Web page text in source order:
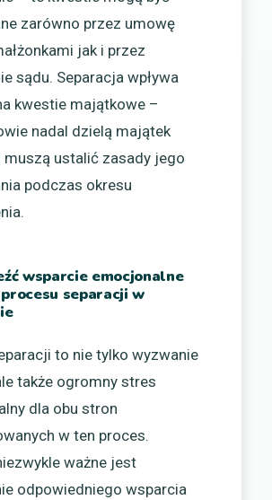
zarówno przez umowę
jak i przez
sądu. Separacja wpływa
kwestie majątkowe –
nadal dzielą majątek
muszą ustalić zasady jego
podczas okresu
wsparcie emocjonalne
separacji w
to nie tylko wyzwanie
także ogromny stres
dla obu stron
w ten proces.
ważne jest
odpowiedniego wsparcia